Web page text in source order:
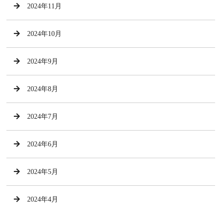
2024年11月
2024年10月
2024年9月
2024年8月
2024年7月
2024年6月
2024年5月
2024年4月